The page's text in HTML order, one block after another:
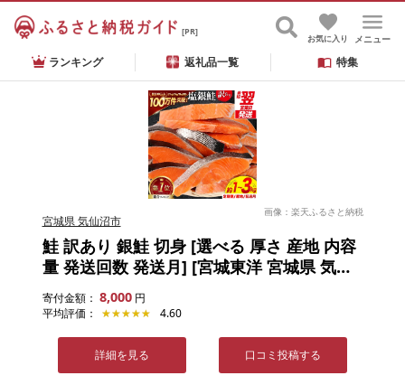
[PR]
メニュー
お気に入り
ランキング 返礼品一覧 特集
画像：楽天ふるさと納税
宮城県 気仙沼市
鮭 訳あり 銀鮭 切身 [選べる 厚さ 産地 内容
量 発送回数 発送月] [宮城東洋 宮城県 気仙
沼市 20566318] 宮城県産 海鮮 訳アリ 規格
外 不揃い さけ サケ 鮭切身 シャケ 切り身
切り身 魚 2kg 3kg 定期便
寄付金額： 8,000 円
平均評価：
★★★★★
★★★★★ 4.60
詳細を見る 口コミ投稿する